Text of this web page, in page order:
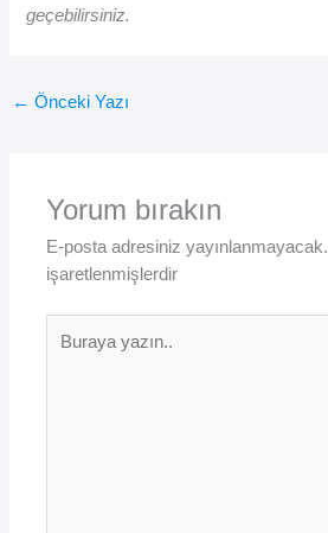
geçebilirsiniz.
← Önceki Yazı
Yorum bırakın
E-posta adresiniz yayınlanmayacak.
işaretlenmişlerdir
yazın..